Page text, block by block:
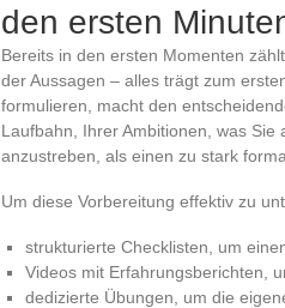
den ersten
Bereits in den ersten Momenten
der Aussagen – alles trägt zum
formulieren, macht den
Laufbahn, Ihrer Ambitionen, was
anzustreben, als einen zu stark
Um diese Vorbereitung effektiv zu
strukturierte Checklisten, um
Videos mit Erfahrungsberichten,
dedizierte Übungen, um die